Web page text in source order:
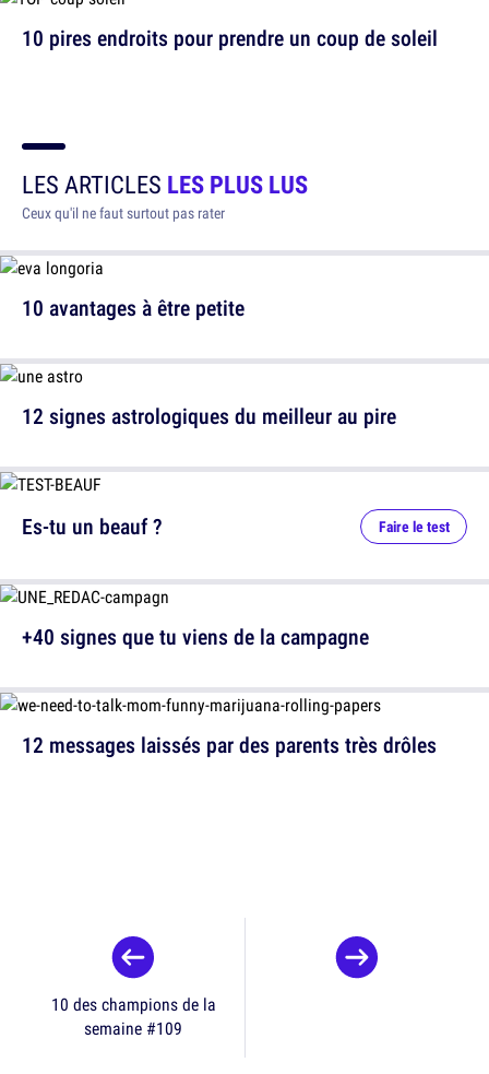
10 pires endroits pour prendre un coup de soleil
LES ARTICLES LES PLUS LUS
Ceux qu'il ne faut surtout pas rater
10 avantages à être petite
12 signes astrologiques du meilleur au pire
12 messages laissés par des parents très drôles
Es-tu un beauf ? Faire le test
+40 signes que tu viens de la campagne
10 des champions de la
semaine #109